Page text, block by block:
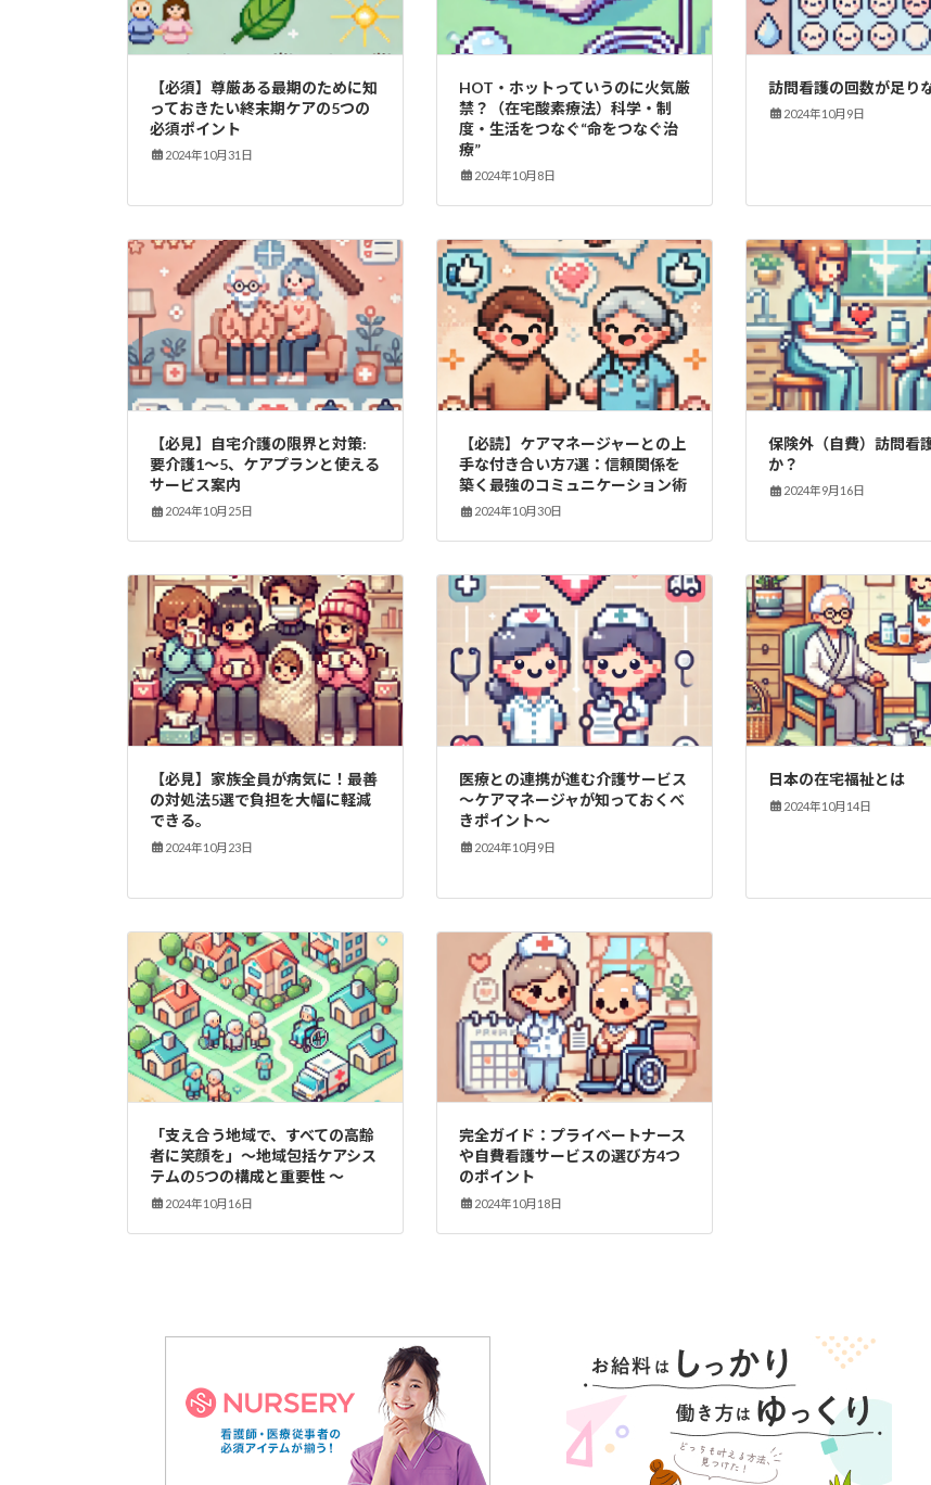
【必須】尊厳ある最期のために知
っておきたい終末期ケアの5つの
必須ポイント
2024年10月31日
HOT・ホットっていうのに火気厳
禁？（在宅酸素療法）科学・制
度・生活をつなぐ“命をつなぐ治
療”
2024年10月8日
訪問看護の回数が足り
2024年10月9日
【必見】自宅介護の限界と対策:
要介護1～5、ケアプランと使える
サービス案内
2024年10月25日
【必読】ケアマネージャーとの上
手な付き合い方7選：信頼関係を
築く最強のコミュニケーション術
2024年10月30日
保険外（自費）訪問看
か？
2024年9月16日
【必見】家族全員が病気に！最善
の対処法5選で負担を大幅に軽減
できる。
2024年10月23日
医療との連携が進む介護サービス
～ケアマネージャが知っておくべ
きポイント～
2024年10月9日
日本の在宅福祉とは
2024年10月14日
「支え合う地域で、すべての高齢
者に笑顔を」～地域包括ケアシス
テムの5つの構成と重要性 ～
2024年10月16日
完全ガイド：プライベートナース
や自費看護サービスの選び方4つ
のポイント
2024年10月18日